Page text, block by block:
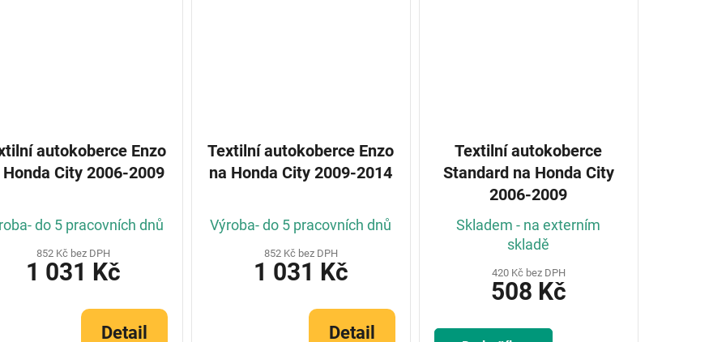
autokoberce Enzo
Honda City 2006-2009
do 5 pracovních dnů
852 Kč bez DPH
1 031 Kč
Detail
Textilní autokoberce Enzo
na Honda City 2009-2014
Výroba- do 5 pracovních dnů
852 Kč bez DPH
1 031 Kč
Detail
Textilní autokoberce
Standard na Honda City
2006-2009
Skladem - na externím
skladě
420 Kč bez DPH
508 Kč